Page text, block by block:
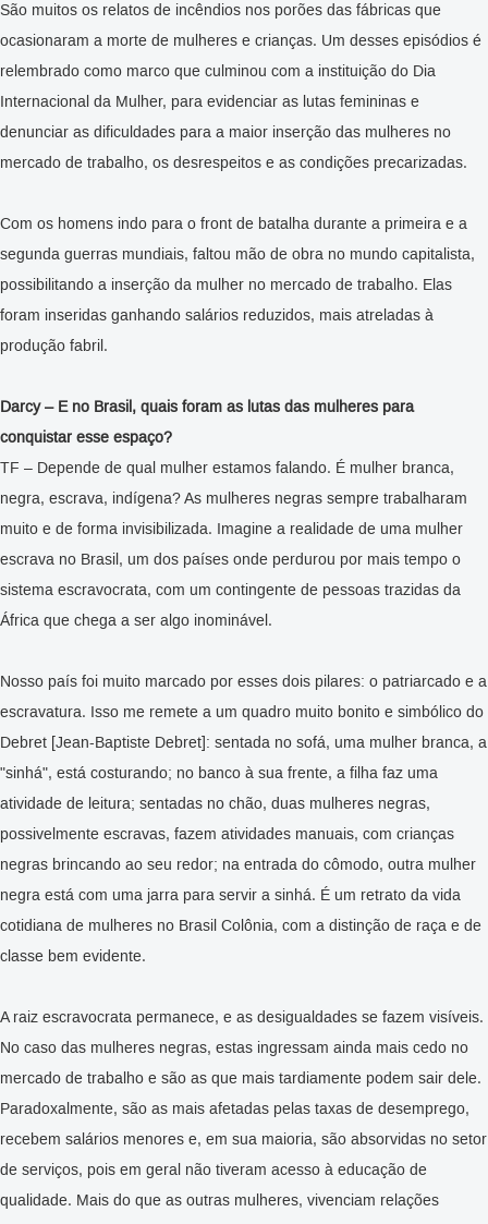
São muitos os relatos de incêndios nos porões das fábricas que
ocasionaram a morte de mulheres e crianças. Um desses episódios é
relembrado como marco que culminou com a instituição do Dia
Internacional da Mulher, para evidenciar as lutas femininas e
denunciar as dificuldades para a maior inserção das mulheres no
mercado de trabalho, os desrespeitos e as condições precarizadas.
Com os homens indo para o front de batalha durante a primeira e a
segunda guerras mundiais, faltou mão de obra no mundo capitalista,
possibilitando a inserção da mulher no mercado de trabalho. Elas
foram inseridas ganhando salários reduzidos, mais atreladas à
produção fabril.
Darcy – E no Brasil, quais foram as lutas das mulheres para
conquistar esse espaço?
TF – Depende de qual mulher estamos falando. É mulher branca,
negra, escrava, indígena? As mulheres negras sempre trabalharam
muito e de forma invisibilizada. Imagine a realidade de uma mulher
escrava no Brasil, um dos países onde perdurou por mais tempo o
sistema escravocrata, com um contingente de pessoas trazidas da
África que chega a ser algo inominável.
Nosso país foi muito marcado por esses dois pilares: o patriarcado e a
escravatura. Isso me remete a um quadro muito bonito e simbólico do
Debret [Jean-Baptiste Debret]: sentada no sofá, uma mulher branca, a
"sinhá", está costurando; no banco à sua frente, a filha faz uma
atividade de leitura; sentadas no chão, duas mulheres negras,
possivelmente escravas, fazem atividades manuais, com crianças
negras brincando ao seu redor; na entrada do cômodo, outra mulher
negra está com uma jarra para servir a sinhá. É um retrato da vida
cotidiana de mulheres no Brasil Colônia, com a distinção de raça e de
classe bem evidente.
A raiz escravocrata permanece, e as desigualdades se fazem visíveis.
No caso das mulheres negras, estas ingressam ainda mais cedo no
mercado de trabalho e são as que mais tardiamente podem sair dele.
Paradoxalmente, são as mais afetadas pelas taxas de desemprego,
recebem salários menores e, em sua maioria, são absorvidas no setor
de serviços, pois em geral não tiveram acesso à educação de
qualidade. Mais do que as outras mulheres, vivenciam relações